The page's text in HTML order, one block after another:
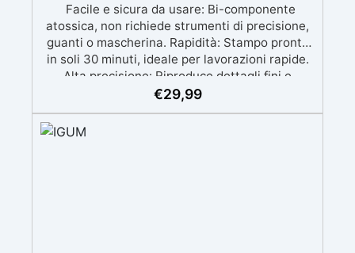
Facile e sicura da usare: Bi-componente
atossica, non richiede strumenti di precisione,
guanti o mascherina. Rapidità: Stampo pronto
in soli 30 minuti, ideale per lavorazioni rapide.
Alta precisione: Riproduce dettagli fini e
complessi con un risultato professionale.
metallo a basso punto di fusione, sapone e
cemento. Resistente e durevole: Consente oltre
€29,99